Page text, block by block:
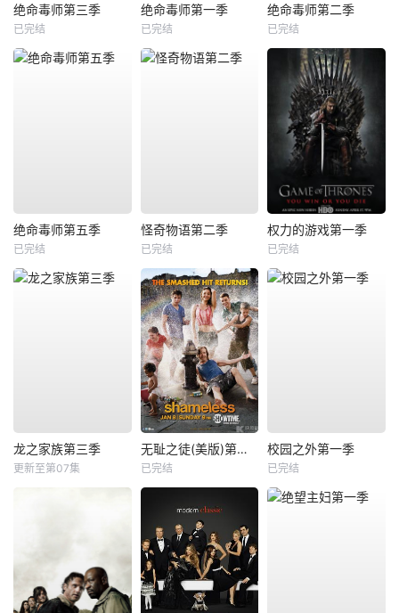
绝命毒师第三季
已完结
绝命毒师第一季
已完结
绝命毒师第二季
已完结
绝命毒师第五季
已完结
怪奇物语第二季
已完结
权力的游戏第一季
已完结
龙之家族第三季
更新至第07集
无耻之徒(美版)第二季
已完结
校园之外第一季
已完结